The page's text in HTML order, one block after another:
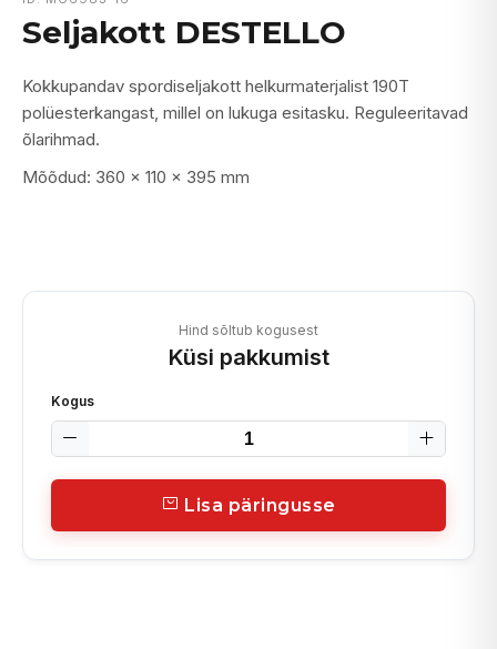
Seljakott DESTELLO
Kokkupandav spordiseljakott helkurmaterjalist 190T
polüesterkangast, millel on lukuga esitasku. Reguleeritavad
õlarihmad.
Mõõdud: 360 x 110 x 395 mm
Hind sõltub kogusest
Küsi pakkumist
Kogus
Lisa päringusse